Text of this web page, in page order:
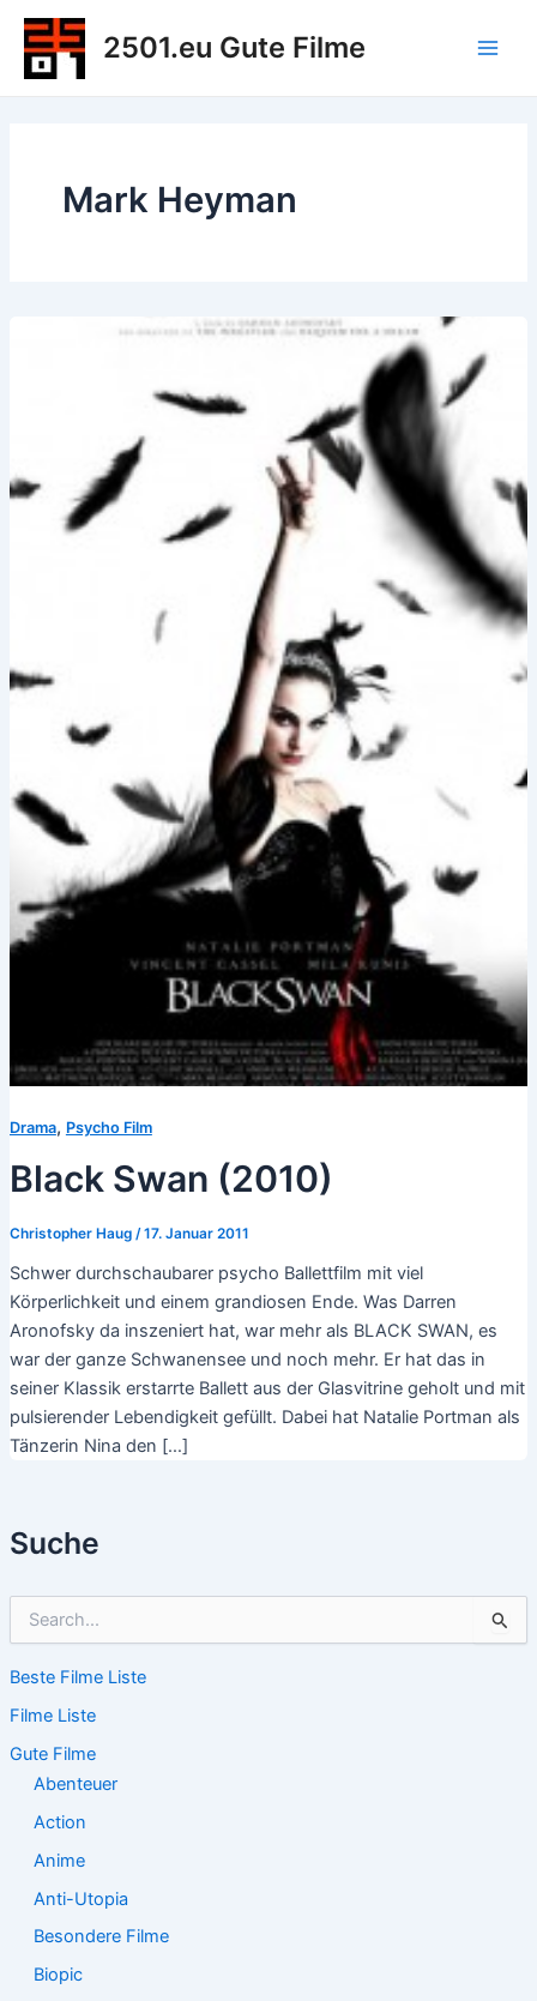
Zum
Inhalt
springen
2501.eu Gute Filme
Suche
h
n
n
Beste Filme Liste
Filme Liste
Gute Filme
Abenteuer
Action
Anime
Anti-Utopia
Besondere Filme
Biopic
Mark Heyman
Drama, Psycho Film
Black Swan (2010)
Christopher Haug /17. Januar 2011
Schwer durchschaubarer psycho Ballettfilm mit viel
Körperlichkeit und einem grandiosen Ende. Was Darren
Aronofsky da inszeniert hat, war mehr als BLACK SWAN, es
war der ganze Schwanensee und noch mehr. Er hat das in
seiner Klassik erstarrte Ballett aus der Glasvitrine geholt und mit
pulsierender Lebendigkeit gefüllt. Dabei hat Natalie Portman als
Tänzerin Nina den […]